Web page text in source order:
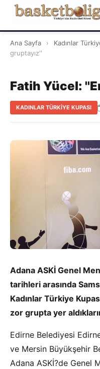
Ana Sayfa › Kadınlar
gruptayız''
Fatih Yücel:
KADINLAR TÜRKIYE KUPASI
Adana ASKİ Genel
tarihleri arasında
Kadınlar Türkiye
zor grupta yer
Edirne Belediyesi
ve Mersin Büyükşehir
Adana ASKİ?de Genel